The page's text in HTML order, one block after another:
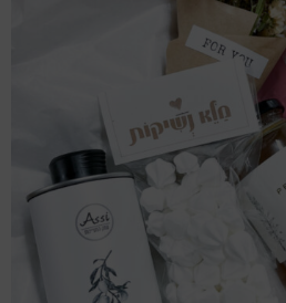
צפייה מהירה